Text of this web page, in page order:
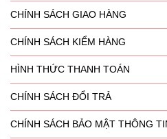
CHÍNH SÁCH GIAO HÀNG
CHÍNH SÁCH KIỂM HÀNG
HÌNH THỨC THANH TOÁN
CHÍNH SÁCH ĐỔI TRẢ
CHÍNH SÁCH BẢO MẬT THÔNG